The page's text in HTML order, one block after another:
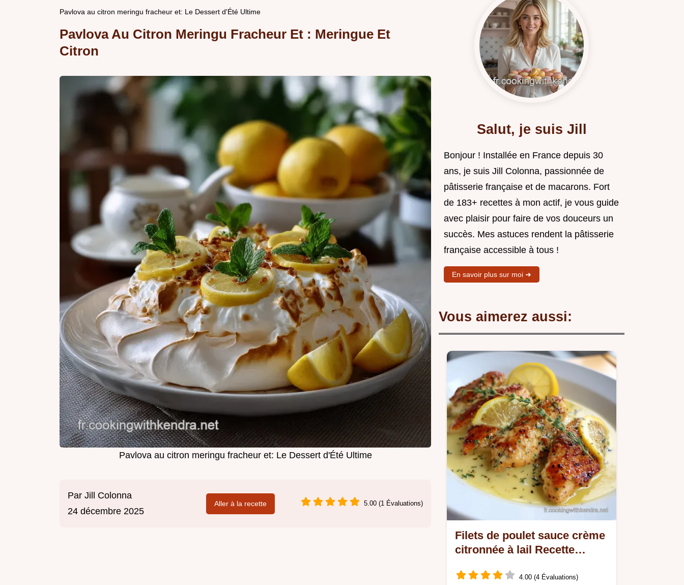
Pavlova au citron meringu fracheur et: Le Dessert d'Été Ultime
Pavlova Au Citron Meringu Fracheur Et : Meringue Et
Citron
Pavlova au citron meringu fracheur et: Le Dessert d'Été Ultime
Par Jill Colonna
24 décembre 2025
Aller à la recette 5.00 (1 Évaluations)
Salut, je suis Jill
Bonjour ! Installée en France depuis 30
ans, je suis Jill Colonna, passionnée de
pâtisserie française et de macarons. Fort
de 183+ recettes à mon actif, je vous guide
avec plaisir pour faire de vos douceurs un
succès. Mes astuces rendent la pâtisserie
française accessible à tous !
En savoir plus sur moi ➜
Vous aimerez aussi:
Filets de poulet sauce crème
citronnée à lail Recette
4.00 (4 Évaluations)